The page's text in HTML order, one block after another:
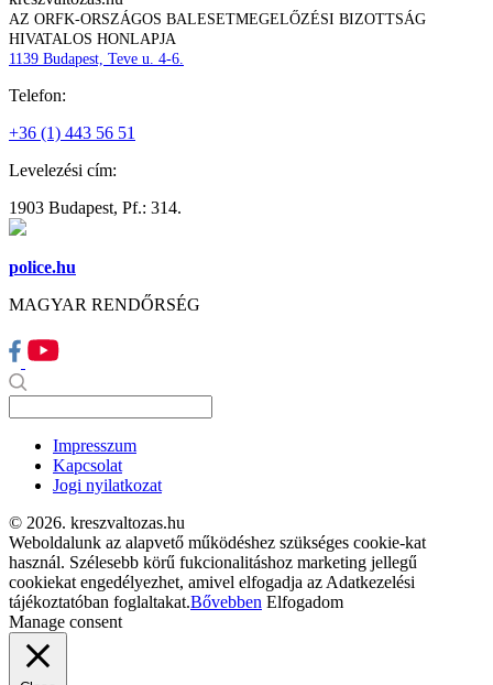
AZ ORFK-ORSZÁGOS BALESETMEGELŐZÉSI BIZOTTSÁG
HIVATALOS HONLAPJA
1139 Budapest, Teve u. 4-6.
Telefon:
+36 (1) 443 56 51
Levelezési cím:
1903 Budapest, Pf.: 314.
police.hu
MAGYAR RENDŐRSÉG
Impresszum
Kapcsolat
Jogi nyilatkozat
© 2026. kreszvaltozas.hu
Weboldalunk az alapvető működéshez szükséges cookie-kat
használ. Szélesebb körű fukcionalitáshoz marketing jellegű
cookiekat engedélyezhet, amivel elfogadja az Adatkezelési
tájékoztatóban foglaltakat.Bővebben Elfogadom
Manage consent